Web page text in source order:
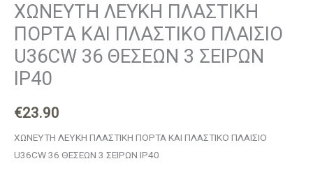
ΧΩΝΕΥΤΗ ΛΕΥΚΗ ΠΛΑΣΤΙΚΗ
ΠΟΡΤΑ ΚΑΙ ΠΛΑΣΤΙΚΟ ΠΛΑΙΣΙΟ
U36CW 36 ΘΕΣΕΩΝ 3 ΣΕΙΡΩΝ
IP40
€23.90
ΧΩΝΕΥΤΗ ΛΕΥΚΗ ΠΛΑΣΤΙΚΗ ΠΟΡΤΑ ΚΑΙ ΠΛΑΣΤΙΚΟ ΠΛΑΙΣΙΟ
U36CW 36 ΘΕΣΕΩΝ 3 ΣΕΙΡΩΝ IP40